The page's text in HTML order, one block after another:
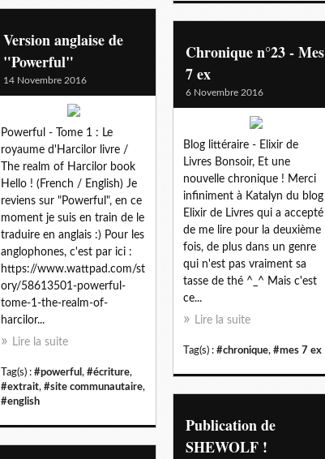
Version anglaise de
"Powerful"
14 Novembre 2016
Powerful - Tome 1 : Le
royaume d'Harcilor livre /
The realm of Harcilor book
Hello ! (French / English) Je
reviens sur "Powerful", en ce
moment je suis en train de le
traduire en anglais :) Pour les
anglophones, c'est par ici :
https://www.wattpad.com/st
ory/58613501-powerful-
tome-1-the-realm-of-
harcilor...
Lire la suite
Tag(s) : #powerful , #écriture,
#extrait, #site communautaire,
#english
Chronique n°23 - Mes
7 ex
6 Novembre 2016
Blog littéraire - Elixir de
Livres Bonsoir, Et une
nouvelle chronique ! Merci
infiniment à Katalyn du blog
Elixir de Livres qui a accepté
de me lire pour la deuxième
fois, de plus dans un genre
qui n'est pas vraiment sa
tasse de thé ^_^ Mais c'est
ce...
Lire la suite
Tag(s) : #chronique, #mes 7 ex
Publication de
SHEWOLF !